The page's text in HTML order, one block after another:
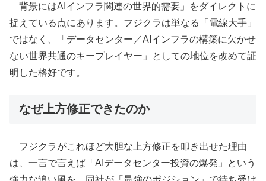
背景にはAIインフラ関連の世界的需要」をダイレクトに
捉えている点にあります。フジクラは単なる「電線大手」
ではなく、「データセンター／AIインフラの構築に欠かせ
ない世界共通のキープレイヤー」としての地位を改めて証
明した格好です。
なぜ上方修正できたのか
フジクラがこれほど大胆な上方修正を叩き出せた理由
は、一言で言えば「AIデータセンター投資の爆発」という